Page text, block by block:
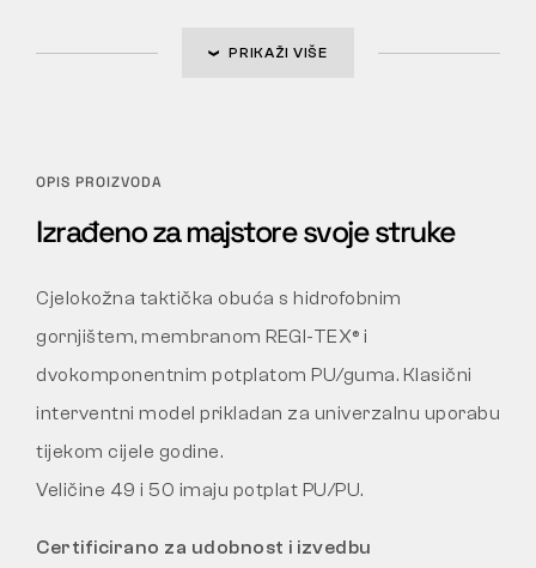
PRIKAŽI VIŠE
OPIS PROIZVODA
Izrađeno za majstore svoje struke
Cjelokožna taktička obuća s hidrofobnim
gornjištem, membranom REGI-TEX® i
dvokomponentnim potplatom PU/guma. Klasični
interventni model prikladan za univerzalnu uporabu
tijekom cijele godine.
Veličine 49 i 50 imaju potplat PU/PU.
Certificirano za udobnost i izvedbu